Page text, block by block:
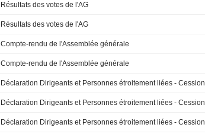
Résultats des votes de l'AG
Résultats des votes de l'AG
Compte-rendu de l'Assemblée générale
Compte-rendu de l'Assemblée générale
Déclaration Dirigeants et Personnes étroitement liées - Cession
Déclaration Dirigeants et Personnes étroitement liées - Cession
Déclaration Dirigeants et Personnes étroitement liées - Cession